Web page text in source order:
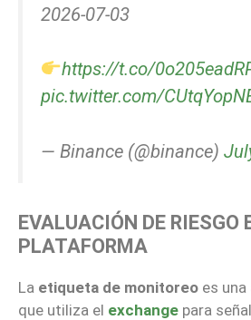
2026-07-03
https://t.co/
pic.twitter.com/
— Binance (@binance)
EVALUACIÓN DE RIESGO
PLATAFORMA
La etiqueta de monitoreo es
que utiliza el exchange para